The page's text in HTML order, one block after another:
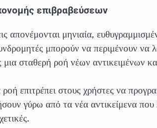
επιβραβεύσεων
απονέμονται μηνιαία,
μπορούν να περιμένουν να
μια σταθερή ροή νέων αντικειμένων
επιτρέπει στους χρήστες να
γύρω από τα νέα αντικείμενα